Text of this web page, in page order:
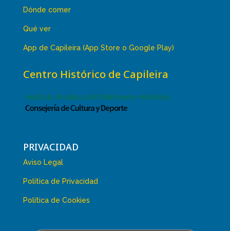
Dónde comer
Qué ver
App de Capileira (App Store o Google Play)
Centro Histórico de Capileira
PRIVACIDAD
Aviso Legal
Política de Privacidad
Política de Cookies